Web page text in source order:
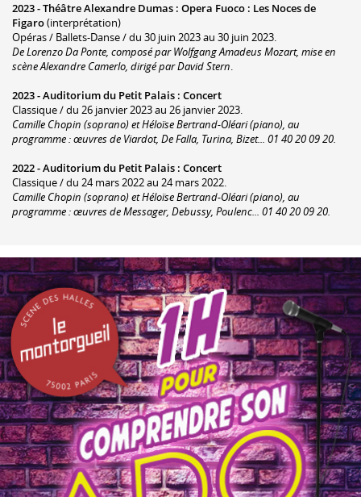
2023 -Théâtre Alexandre Dumas : Opera Fuoco : Les Noces de
Figaro(interprétation)
Opéras / Ballets-Danse / du 30 juin 2023 au 30 juin 2023.
De Lorenzo Da Ponte, composé par Wolfgang Amadeus Mozart, mise en
scène Alexandre Camerlo, dirigé par David Stern.
2023 -Auditorium du Petit Palais : Concert
Classique / du 26 janvier 2023 au 26 janvier 2023.
Camille Chopin (soprano) et Héloïse Bertrand-Oléari (piano), au
programme : œuvres de Viardot, De Falla, Turina, Bizet... 01 40 20 09 20.
2022 -Auditorium du Petit Palais : Concert
Classique / du 24 mars 2022 au 24 mars 2022.
Camille Chopin (soprano) et Héloïse Bertrand-Oléari (piano), au
programme : œuvres de Messager, Debussy, Poulenc... 01 40 20 09 20.